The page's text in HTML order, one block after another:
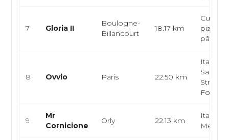
7 Gloria II
Boulogne-
Billancourt
18.17 km
Cuisine
pâtes
8 Ovvio Paris 22.50 km
Street-
9
Mr
Cornicione
Orly 22.13 km